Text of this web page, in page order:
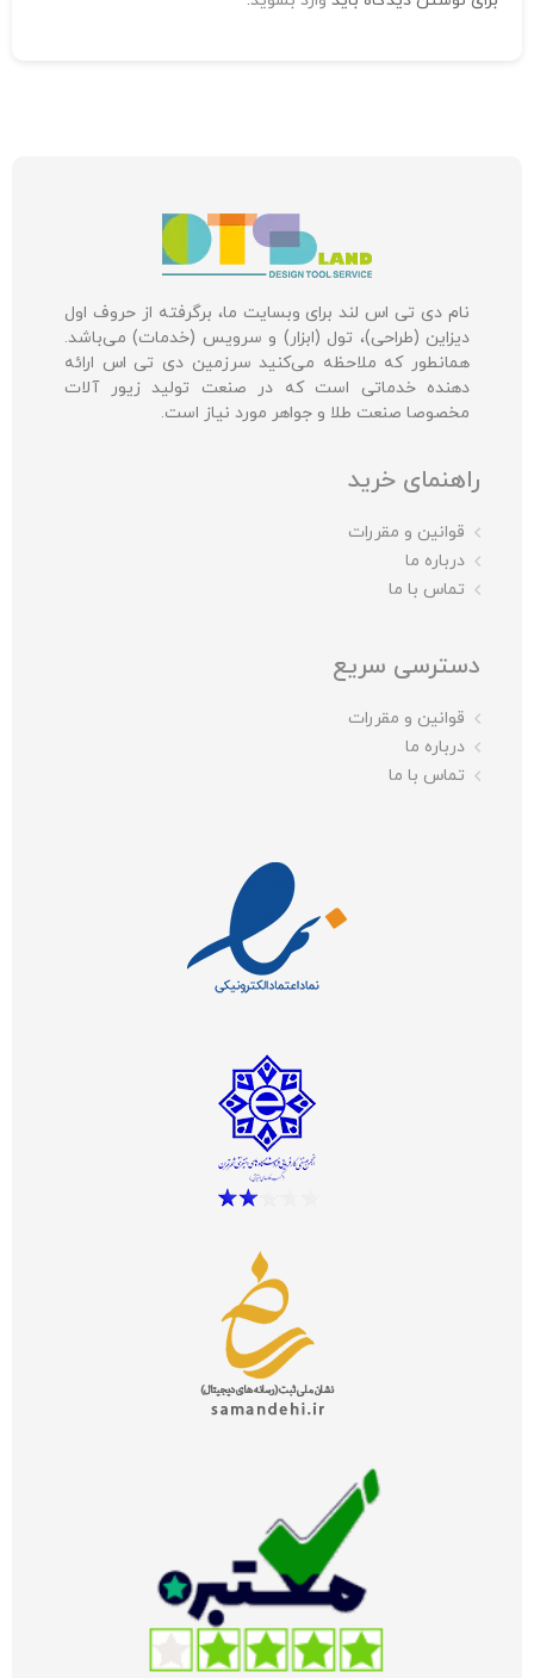
نام دی تی اس لند برای وبسایت ما، برگرفته از حروف اول
دیزاین (طراحی)، تول (ابزار) و سرویس (خدمات) می‌باشد.
همانطور که ملاحظه می‌کنید سرزمین دی تی اس ارائه
دهنده خدماتی است که در صنعت تولید زیور آلات
مخصوصا صنعت طلا و جواهر مورد نیاز است.
راهنمای خرید
قوانین و مقررات
درباره ما
تماس با ما
دسترسی سریع
قوانین و مقررات
درباره ما
تماس با ما